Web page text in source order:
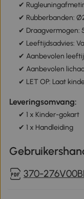
✔
✔ Rubberbanden:
✔ Draagvermogen:
✔ Leeftijdsadvies:
✔ Aanbevolen
✔ Aanbevolen
✔ LET OP: Laat
Leveringsomvang:
✔ 1 x Kinder-gokart
✔ 1 x Handleiding
370-